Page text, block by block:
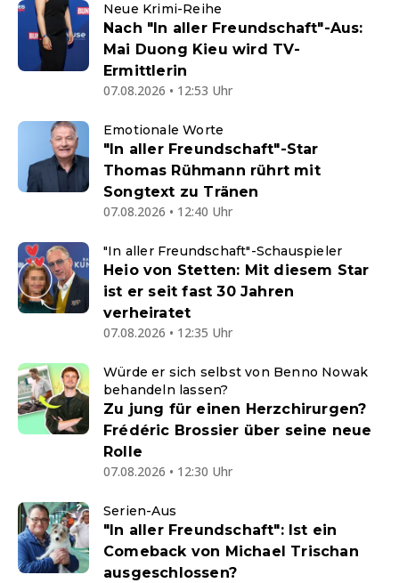
Neue Krimi-Reihe
Nach "In aller Freundschaft"-Aus:
Mai Duong Kieu wird TV-
Ermittlerin
07.08.2026 • 12:53 Uhr
Emotionale Worte
"In aller Freundschaft"-Star
Thomas Rühmann rührt mit
Songtext zu Tränen
07.08.2026 • 12:40 Uhr
"In aller Freundschaft"-Schauspieler
Heio von Stetten: Mit diesem Star
ist er seit fast 30 Jahren
verheiratet
07.08.2026 • 12:35 Uhr
Würde er sich selbst von Benno Nowak
behandeln lassen?
Zu jung für einen Herzchirurgen?
Frédéric Brossier über seine neue
Rolle
07.08.2026 • 12:30 Uhr
Serien-Aus
"In aller Freundschaft": Ist ein
Comeback von Michael Trischan
ausgeschlossen?